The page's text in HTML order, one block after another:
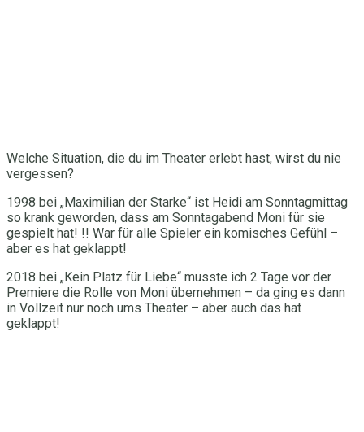
Welche Situation, die du im Theater erlebt hast, wirst du nie
vergessen?
1998 bei „Maximilian der Starke“ ist Heidi am Sonntagmittag
so krank geworden, dass am Sonntagabend Moni für sie
gespielt hat! !! War für alle Spieler ein komisches Gefühl –
aber es hat geklappt!
2018 bei „Kein Platz für Liebe“ musste ich 2 Tage vor der
Premiere die Rolle von Moni übernehmen – da ging es dann
in Vollzeit nur noch ums Theater – aber auch das hat
geklappt!